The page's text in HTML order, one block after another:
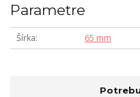
Parametre
Šírka 65 mm